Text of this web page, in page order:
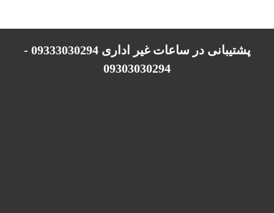
پشتیبانی در ساعات غیر اداری 09333030294 -
09303030294